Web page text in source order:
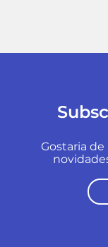
Gostaria